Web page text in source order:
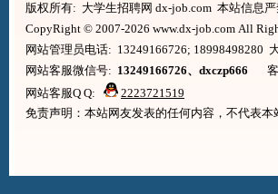
版权所有: 大学生招聘网 dx-job.com 本站信息严
CopyRight © 2007-2026 www.dx-job.com All
网站管理员电话: 13249166726; 18998498280
网站客服微信号: 13249166726、dxczp666 客
网站客服Q Q:
2223721519
免责声明：本站网友发表的任何内容，不代表